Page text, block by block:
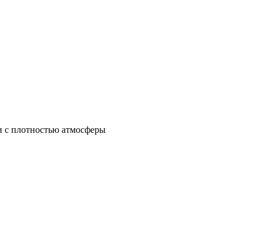
с плотностью атмосферы